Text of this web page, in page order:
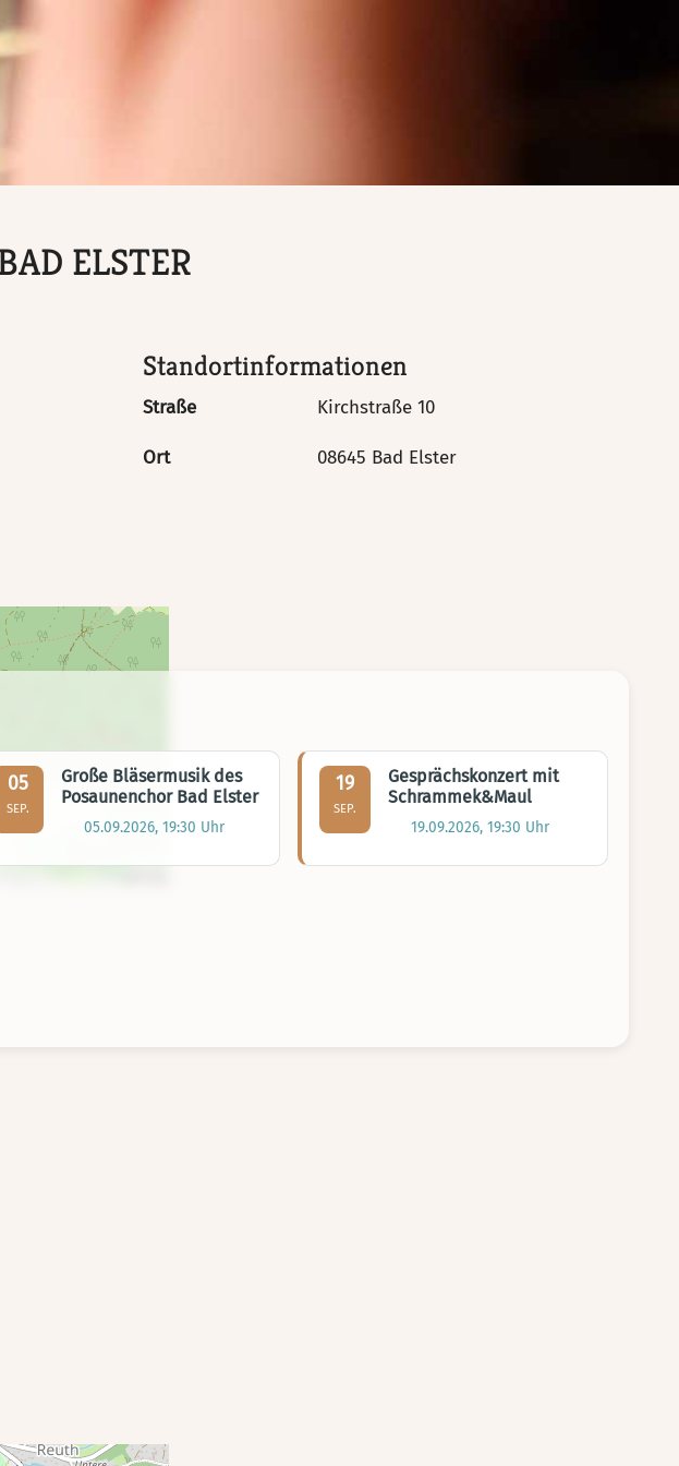
ELSTER
Standortinformationen
Straße Kirchstraße 10
Ort 08645 Bad Elster
05
SEP.
Große Bläsermusik des
Posaunenchor Bad Elster
05.09.2026, 19:30 Uhr
19
SEP.
Gesprächskonzert mit
Schrammek&Maul
19.09.2026, 19:30 Uhr